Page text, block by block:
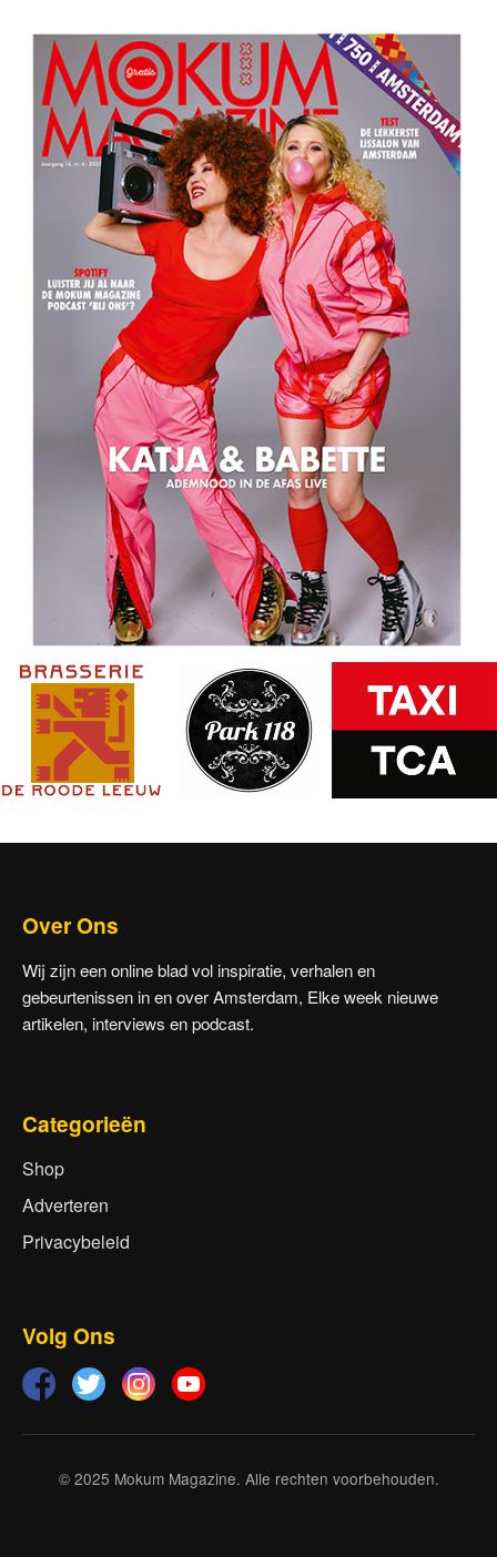
Over Ons
Wij zijn een online blad vol inspiratie, verhalen en
gebeurtenissen in en over Amsterdam, Elke week nieuwe
artikelen, interviews en podcast.
Categorieën
Shop
Adverteren
Privacybeleid
Volg Ons
© 2025 Mokum Magazine. Alle rechten voorbehouden.